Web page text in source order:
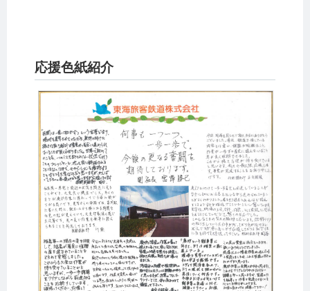
応援色紙紹介